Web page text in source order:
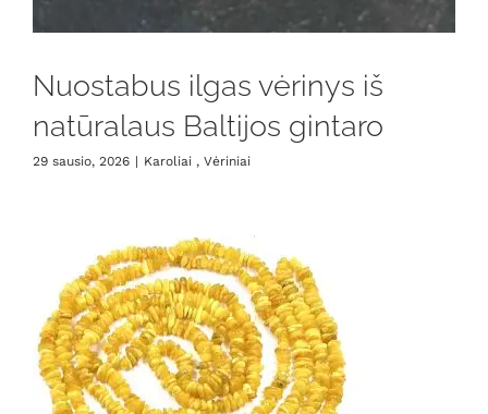
Nuostabus ilgas vėrinys iš
natūralaus Baltijos gintaro
29 sausio, 2026 | Karoliai , Vėriniai